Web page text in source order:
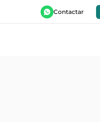
Contactar